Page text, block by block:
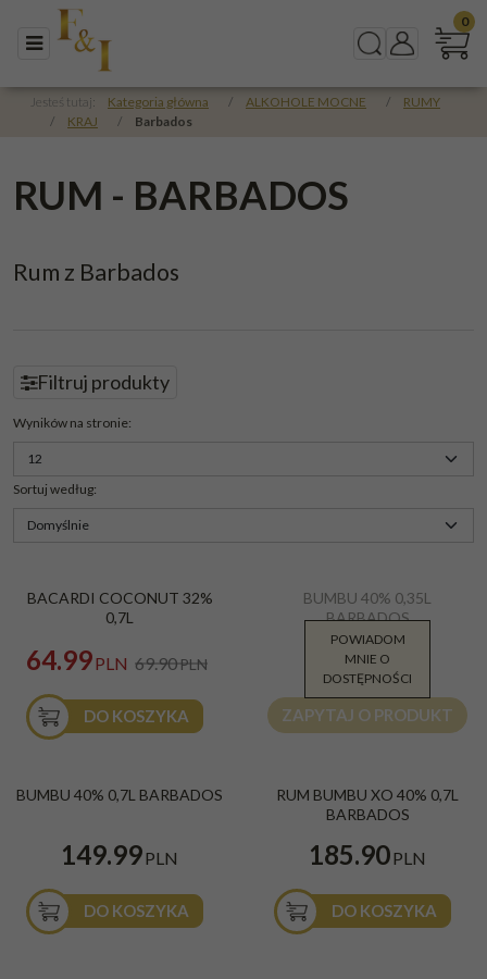
Menu SzukajPanel
0
Jesteś tutaj: Kategoria główna / ALKOHOLE MOCNE /
RUMY
/
KRAJ / Barbados
RUM - BARBADOS
Rum z Barbados
Panel
Filtruj produkty
Wyników na stronie:
Sortuj według:
Kraj:Barbados
BACARDI COCONUT 32%
0,7L
69.90PLN
64.99PLN
DO KOSZYKA
Barbados
Beczka:Bourbon
Złoty/Gold
BUMBU 40% 0,35L
BARBADOS
99.90PLN
ZAPYTAJ O PRODUKT
POWIADOM
MNIE O
DOSTĘPNOŚCI
Kraj: Barbados
BUMBU 40% 0,7L BARBADOS
149.99PLN
DO KOSZYKA
BARBADOS
Barbados
Gatunek
Złoty/Gold
RUM BUMBU XO 40% 0,7L
BARBADOS
185.90PLN
DO KOSZYKA